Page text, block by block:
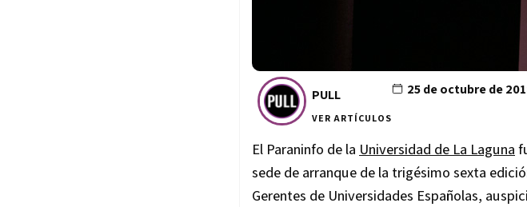
PULL
VER ARTÍCULOS
25 de octubre de
El Paraninfo de la Universidad de La Laguna
sede de arranque de la trigésimo sexta
Gerentes de Universidades Españolas,